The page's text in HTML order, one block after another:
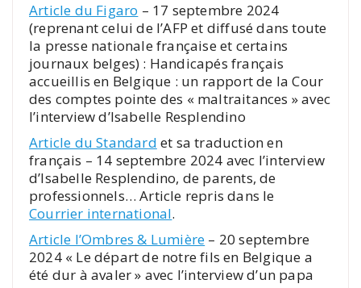
Article du Figaro – 17 septembre 2024
(reprenant celui de l’AFP et diffusé dans toute
la presse nationale française et certains
journaux belges) : Handicapés français
accueillis en Belgique : un rapport de la Cour
des comptes pointe des « maltraitances » avec
l’interview d’Isabelle Resplendino
Article du Standard et sa traduction en
français – 14 septembre 2024 avec l’interview
d’Isabelle Resplendino, de parents, de
professionnels… Article repris dans le
Courrier international.
Article l’Ombres & Lumière – 20 septembre
2024 « Le départ de notre fils en Belgique a
été dur à avaler » avec l’interview d’un papa